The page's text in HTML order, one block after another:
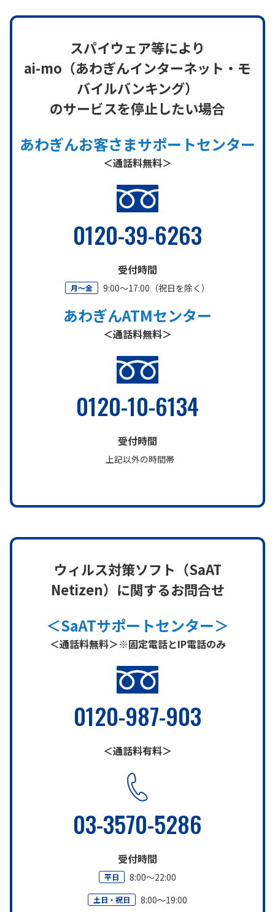
スパイウェア等により
ai-mo（あわぎんインターネット・モ
バイルバンキング）
のサービスを停止したい場合
あわぎんお客さまサポートセンター
＜通話料無料＞
0120-39-6263
受付時間
月～金 9:00～17:00（祝日を除く）
あわぎんATMセンター
＜通話料無料＞
0120-10-6134
受付時間
上記以外の時間帯
ウィルス対策ソフト（SaAT
Netizen）に関するお問合せ
＜SaATサポートセンター＞
＜通話料無料＞※固定電話とIP電話のみ
0120-987-903
＜通話料有料＞
03-3570-5286
受付時間
平日 8:00～22:00
土日・祝日 8:00～19:00